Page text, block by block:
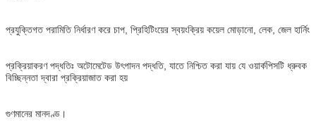
প্রযুক্তিগত পরামিতি নির্ধারণ করে চাপ, প্রিহিটিংয়ের স্বয়ংক্রিয় কয়েল মোড়ানো, লেক, জেল হার্নিং
প্রক্রিয়াকরণ পদ্ধতিঃ অটোমেটেড উৎপাদন পদ্ধতি, যাতে নিশ্চিত করা যায় যে ওয়ার্কপিসটি ধ্রুবক
বিচ্ছিন্নতা দ্বারা প্রক্রিয়াজাত করা হয়
গুণমানের মানদণ্ড।